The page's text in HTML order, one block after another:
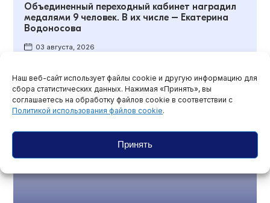
Наш веб-сайт использует файлы cookie и другую информацию для
сбора статистических данных. Нажимая «Принять», вы
соглашаетесь на обработку файлов cookie в соответствии с
Политикой использования файлов cookie.
Принять
Объединенный переходный кабинет наградил
медалями 9 человек. В их числе – Екатерина
Водоносова
03 августа, 2026
Обзоры и мониторинги